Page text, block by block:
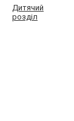
Дитячий
розділ